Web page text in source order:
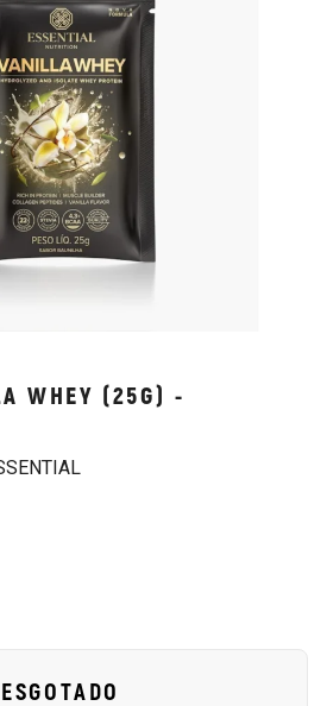
WHEY (25G) -
ESGOTADO